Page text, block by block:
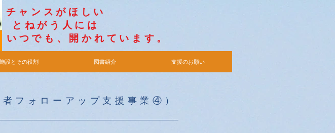
チャンスがほしい
とねがう人には
​いつでも、開かれています。
設とその役割 図書紹介 支援のお願い
者フォローアップ支援事業④）